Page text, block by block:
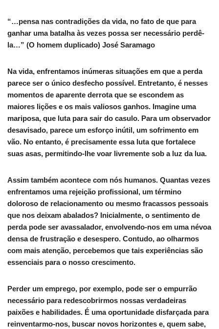
“…pensa nas contradições da vida, no fato de que para
ganhar uma batalha às vezes possa ser necessário perdê-
la…” (O homem duplicado) José Saramago
Na vida, enfrentamos inúmeras situações em que a perda
parece ser o único desfecho possível. Entretanto, é nesses
momentos de aparente derrota que se escondem as
maiores lições e os mais valiosos ganhos. Imagine uma
mariposa, que luta para sair do casulo. Para um observador
desavisado, parece um esforço inútil, um sofrimento em
vão. No entanto, é precisamente essa luta que fortalece
suas asas, permitindo-lhe voar livremente sob a luz da lua.
Assim também acontece com nós humanos. Quantas vezes
enfrentamos uma rejeição profissional, um término
doloroso de relacionamento ou mesmo fracassos pessoais
que nos deixam abalados? Inicialmente, o sentimento de
perda pode ser avassalador, envolvendo-nos em uma névoa
densa de frustração e desespero. Contudo, ao olharmos
com mais atenção, percebemos que tais experiências são
essenciais para o nosso crescimento.
Perder um emprego, por exemplo, pode ser o empurrão
necessário para redescobrirmos nossas verdadeiras
paixões e habilidades. É uma oportunidade disfarçada para
reinventarmo-nos, buscar novos horizontes e, quem sabe,